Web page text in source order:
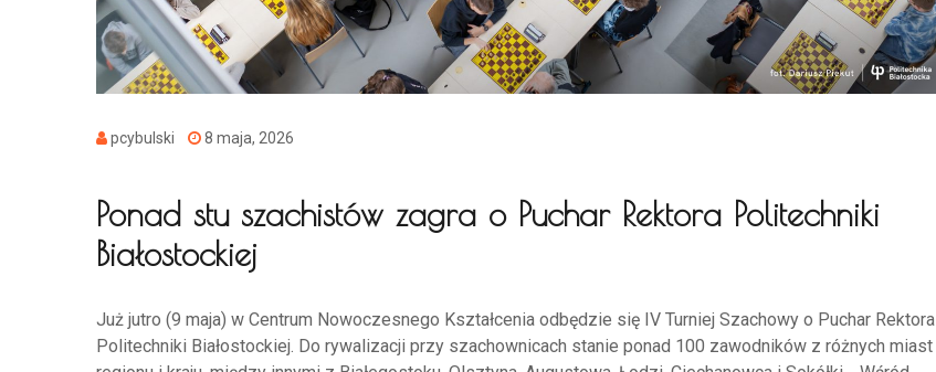
pcybulski 8 maja, 2026
Ponad stu szachistów zagra o Puchar Rektora Politechniki
Białostockiej
Już jutro (9 maja) w Centrum Nowoczesnego Kształcenia odbędzie się IV Turniej Szachowy o Puchar Rektora
Politechniki Białostockiej. Do rywalizacji przy szachownicach stanie ponad 100 zawodników z różnych miast